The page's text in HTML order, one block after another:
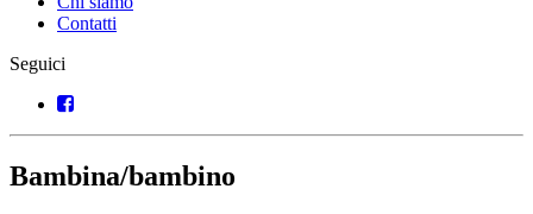
Contatti
Seguici
Facebook
Bambina/bambino